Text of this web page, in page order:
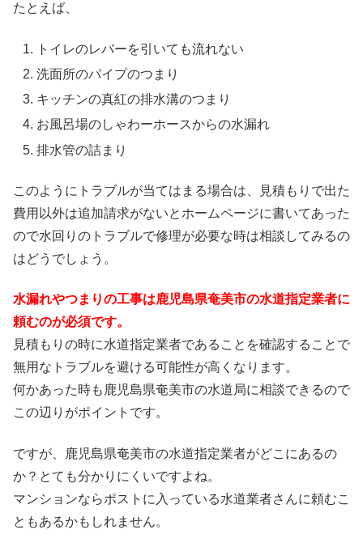
たとえば、
トイレのレバーを引いても流れない
洗面所のパイプのつまり
キッチンの真紅の排水溝のつまり
お風呂場のしゃわーホースからの水漏れ
排水管の詰まり
このようにトラブルが当てはまる場合は、見積もりで出た
費用以外は追加請求がないとホームページに書いてあった
ので水回りのトラブルで修理が必要な時は相談してみるの
はどうでしょう。
水漏れやつまりの工事は鹿児島県奄美市の水道指定業者に
頼むのが必須です。
見積もりの時に水道指定業者であることを確認することで
無用なトラブルを避ける可能性が高くなります。
何かあった時も鹿児島県奄美市の水道局に相談できるので
この辺りがポイントです。
ですが、鹿児島県奄美市の水道指定業者がどこにあるの
か？とても分かりにくいですよね。
マンションならポストに入っている水道業者さんに頼むこ
ともあるかもしれません。